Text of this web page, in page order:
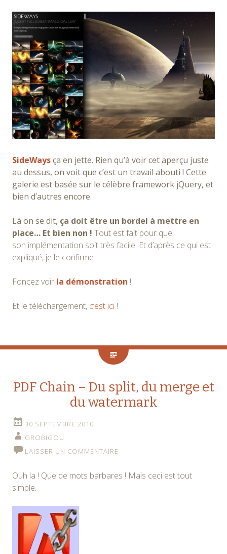
SideWaysça en jette. Rien qu’à voir cet aperçu juste
au dessus, on voit que c’est un travail abouti ! Cette
galerie est basée sur le célèbre framework jQuery, et
bien d’autres encore.
Là on se dit, ça doit être un bordel à mettre en
place… Et bien non ! Tout est fait pour que
son implémentation soit très facile. Et d’après ce qui est
expliqué, je le confirme.
Foncez voir la démonstration !
Et le téléchargement, c’est ici !
PDF Chain – Du split, du merge et
du watermark
30 SEPTEMBRE 2010
GROBIGOU
LAISSER UN COMMENTAIRE
Ouh la ! Que de mots barbares ! Mais ceci est tout
simple.